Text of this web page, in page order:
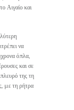
Αιγαίο και
να
όπλα,
και σε
της τη
με τη ρήτρα